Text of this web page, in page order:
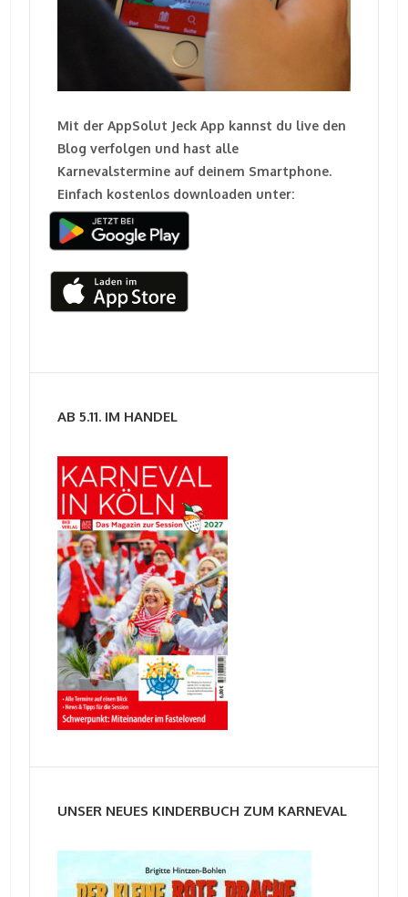
Mit der AppSolut Jeck App kannst du live den
Blog verfolgen und hast alle
Karnevalstermine auf deinem Smartphone.
Einfach kostenlos downloaden unter:
AB 5.11. IM HANDEL
UNSER NEUES KINDERBUCH ZUM KARNEVAL